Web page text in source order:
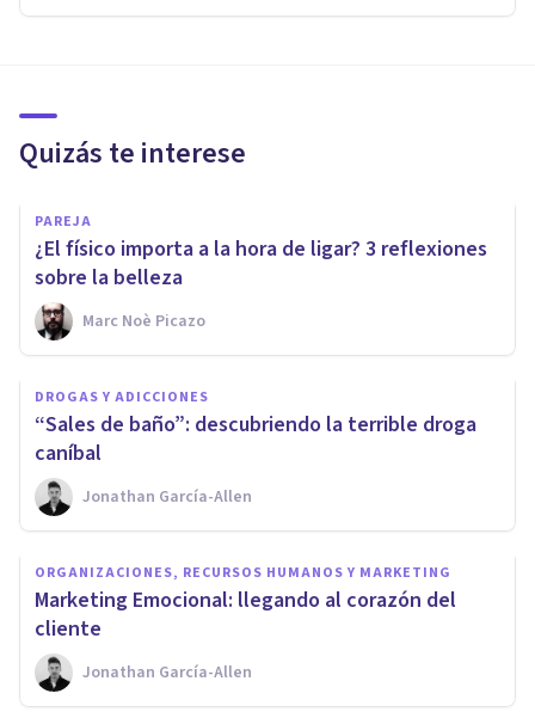
Quizás te interese
PAREJA
¿El físico importa a la hora de ligar? 3 reflexiones
sobre la belleza
Marc Noè Picazo
DROGAS Y ADICCIONES
“Sales de baño”: descubriendo la terrible droga
caníbal
Jonathan García-Allen
ORGANIZACIONES, RECURSOS HUMANOS Y MARKETING
Marketing Emocional: llegando al corazón del
cliente
Jonathan García-Allen